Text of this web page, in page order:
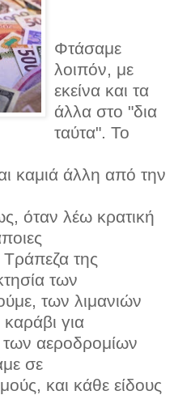
Φτάσαμε
λοιπόν, με
εκείνα και τα
άλλα στο "δια
ταύτα". Το
καμιά άλλη από την
όταν λέω κρατική
της
των
των λιμανιών
για
αεροδρομίων
σε
και κάθε είδους